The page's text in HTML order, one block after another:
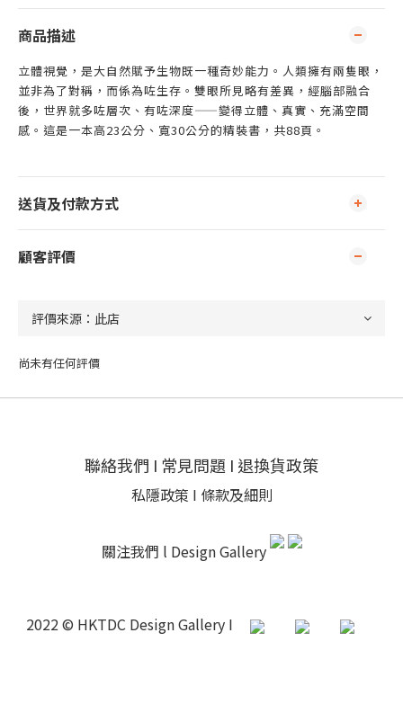
商品描述
立體視覺，是大自然賦予生物既一種奇妙能力。人類擁有兩隻眼，
並非為了對稱，而係為咗生存。雙眼所見略有差異，經腦部融合
後，世界就多咗層次、有咗深度——變得立體、真實、充滿空間
感。這是一本高23公分、寬30公分的精裝書，共88頁。
送貨及付款方式
顧客評價
尚未有任何評價
聯絡我們 I 常見問題 I 退換貨政策
私隱政策 I 條款及細則
關注我們 l Design Gallery
2022 © HKTDC Design Gallery I